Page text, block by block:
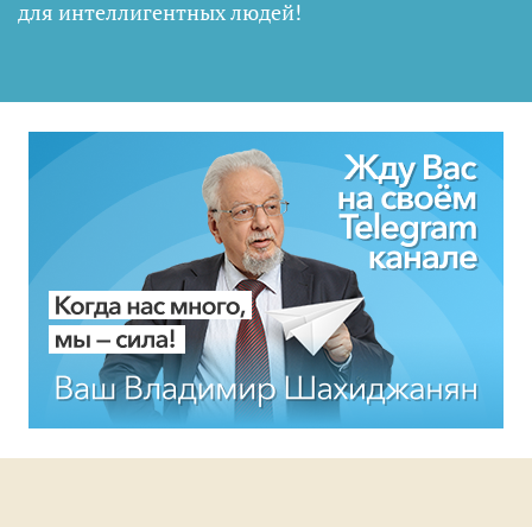
для интеллигентных людей!